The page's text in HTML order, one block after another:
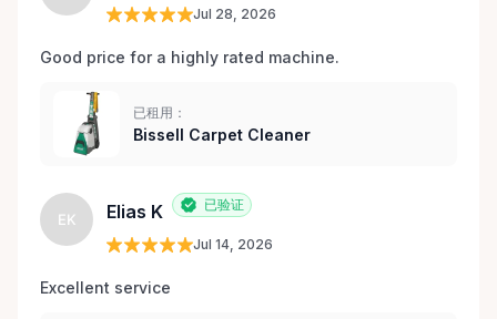
Jul 28, 2026
Good price for a highly rated machine.
已租用：
Bissell Carpet Cleaner
EK Elias K 已验证
Jul 14, 2026
Excellent service